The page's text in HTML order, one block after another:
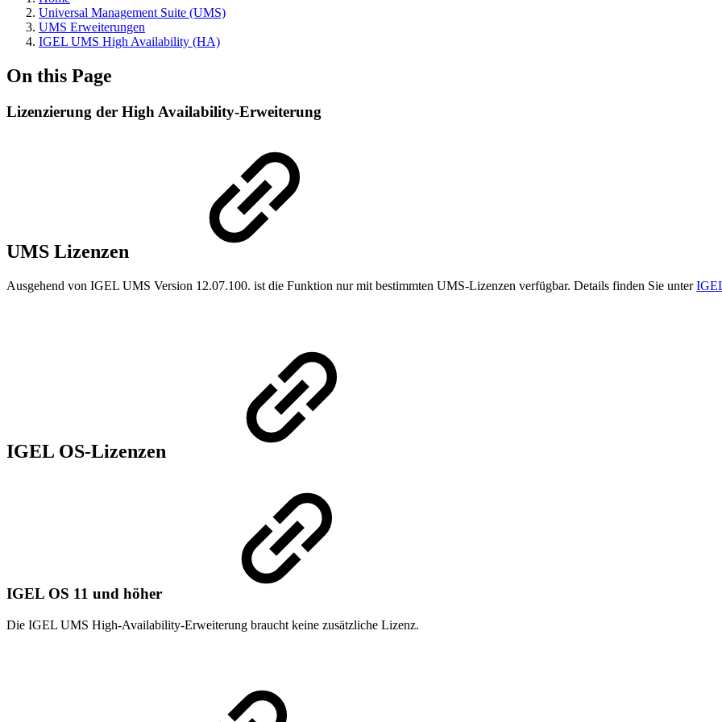
Universal Management Suite (UMS)
UMS Erweiterungen
IGEL UMS High Availability (HA)
On this Page
Lizenzierung der High Availability-Erweiterung
UMS Lizenzen
Ausgehend von IGEL UMS Version 12.07.100. ist die Funktion nur mit bestimmten UMS-Lizenzen verfügbar. Details finden Sie unter
IGEL OS-Lizenzen
IGEL OS 11 und höher
Die IGEL UMS High-Availability-Erweiterung braucht keine zusätzliche Lizenz.